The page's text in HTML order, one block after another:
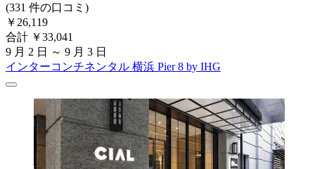
(331 件の口コミ)
￥26,119
合計 ￥33,041
9 月 2 日 ～ 9 月 3 日
インターコンチネンタル 横浜 Pier 8 by IHG